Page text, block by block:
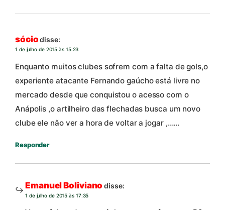
sócio disse:
1 de julho de 2015 às 15:23
Enquanto muitos clubes sofrem com a falta de gols,o
experiente atacante Fernando gaúcho está livre no
mercado desde que conquistou o acesso com o
Anápolis ,o artilheiro das flechadas busca um novo
clube ele não ver a hora de voltar a jogar ,……
Responder
Emanuel Boliviano disse:
1 de julho de 2015 às 17:35